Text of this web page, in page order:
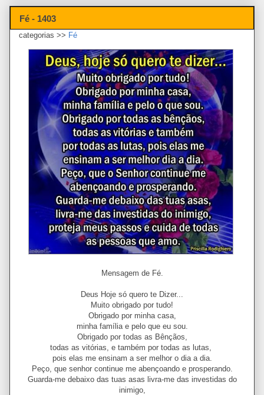
Fé - 1403
categorias >> Fé
Mensagem de Fé.
Deus Hoje só quero te Dizer...
Muito obrigado por tudo!
Obrigado por minha casa,
minha família e pelo que eu sou.
Obrigado por todas as Bênçãos,
todas as vitórias, e também por todas as lutas,
pois elas me ensinam a ser melhor o dia a dia.
Peço, que senhor continue me abençoando e prosperando.
Guarda-me debaixo das tuas asas livra-me das investidas do
inimigo,